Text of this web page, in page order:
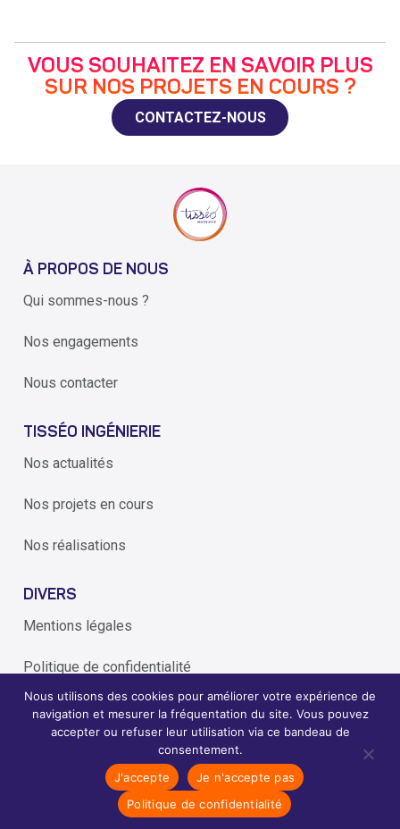
VOUS SOUHAITEZ EN SAVOIR PLUS
SUR NOS PROJETS EN COURS ?
CONTACTEZ-NOUS
À PROPOS DE NOUS
Qui sommes-nous ?
Nos engagements
Nous contacter
TISSÉO INGÉNIERIE
Nos actualités
Nos projets en cours
Nos réalisations
DIVERS
Mentions légales
Politique de confidentialité
Alerte éthique
Tisseo Ingenierie - conçoit et réalise les transports de
demain
Création du site internet par l'agence Periwinkle
Nous utilisons des cookies pour améliorer votre expérience de
navigation et mesurer la fréquentation du site. Vous pouvez
accepter ou refuser leur utilisation via ce bandeau de
consentement.
J'accepte
Je n'accepte pas
Politique de confidentialité